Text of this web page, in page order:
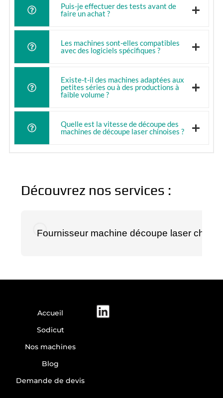
Puis-je effectuer des tests avant de
faire un achat ?
Les machines sont-elles compatibles
avec des logiciels spécifiques ?
Existe-t-il des machines adaptées aux
petites séries ou à des productions à
faible volume ?
Quelle est la vitesse de découpe des
machines de découpe laser chinoises ?
Découvrez nos services :
Fournisseur machine découpe laser
Accueil
Sodicut
Nos machines
Blog
Demande de devis